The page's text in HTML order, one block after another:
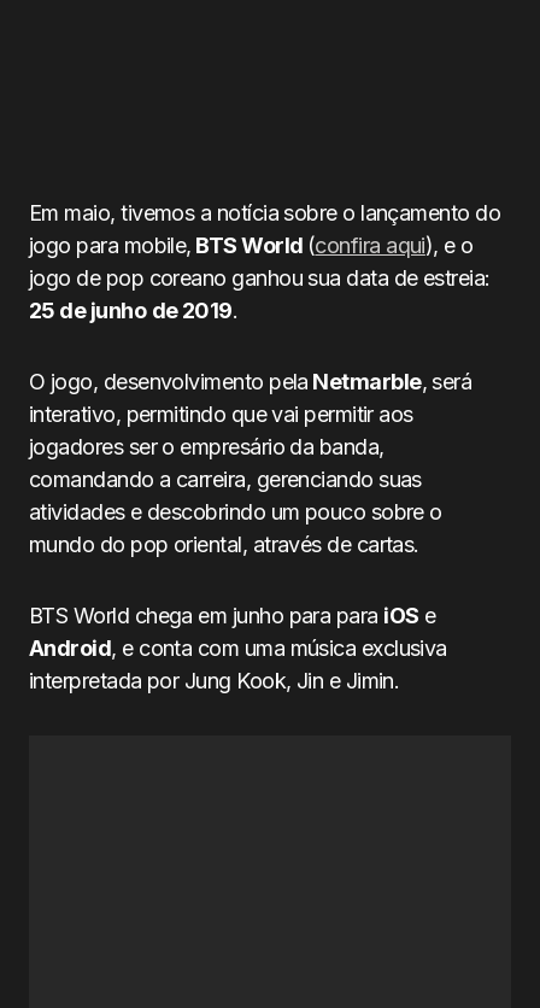
Em maio, tivemos a notícia sobre o lançamento do
jogo para mobile, BTSWorld (confira aqui), e o
jogo de pop coreano ganhou sua data de estreia:
25 de junho de 2019.
O jogo, desenvolvimento pela Netmarble, será
interativo, permitindo que vai permitir aos
jogadores ser o empresário da banda,
comandando a carreira, gerenciando suas
atividades e descobrindo um pouco sobre o
mundo do pop oriental, através de cartas.
BTS World chega em junho para para iOS e
Android, e conta com uma música exclusiva
interpretada por Jung Kook, Jin e Jimin.